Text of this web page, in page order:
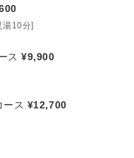
湯10分]
ス¥9,900
ース ¥12,700